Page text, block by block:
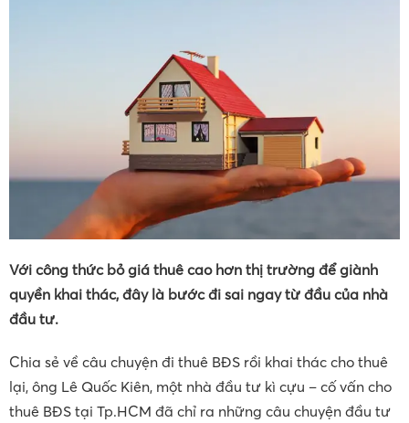
Với công thức bỏ giá thuê cao hơn thị trường để giành
quyền khai thác, đây là bước đi sai ngay từ đầu của nhà
đầu tư.
Chia sẻ về câu chuyện đi thuê BĐS rồi khai thác cho thuê
lại, ông Lê Quốc Kiên, một nhà đầu tư kì cựu – cố vấn cho
thuê BĐS tại Tp.HCM đã chỉ ra những câu chuyện đầu tư